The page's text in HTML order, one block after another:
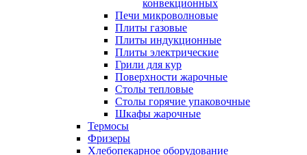
конвекционных
Печи микроволновые
Плиты газовые
Плиты индукционные
Плиты электрические
Грили для кур
Поверхности жарочные
Столы тепловые
Столы горячие упаковочные
Шкафы жарочные
Термосы
Фризеры
Хлебопекарное оборудование